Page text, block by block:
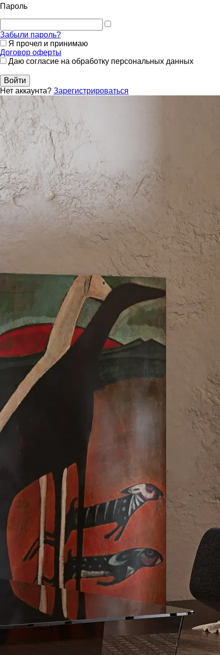
Пароль
Забыли пароль?
Я прочел и принимаю
Договор оферты
Даю согласие на обработку персональных данных
Войти
Нет аккаунта? Зарегистрироваться